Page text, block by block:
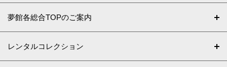
夢館各総合TOPのご案内
レンタルコレクション